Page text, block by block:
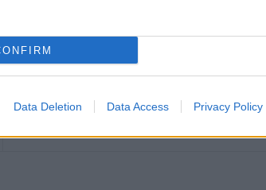
Data Deletion Data Access Privacy Policy
Article suivant
santé et votre hygiène